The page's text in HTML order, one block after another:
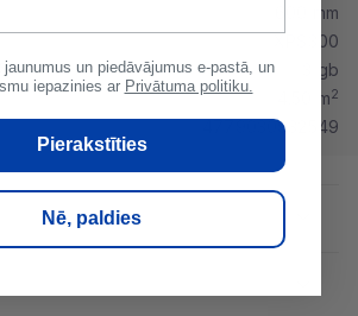
600 mm
XPS300
3 gb
4.50 m2
4779030932549
un piedāvājumus e-pastā, un
iepazinies ar Privātuma politiku.
Pierakstīties
Nē, paldies